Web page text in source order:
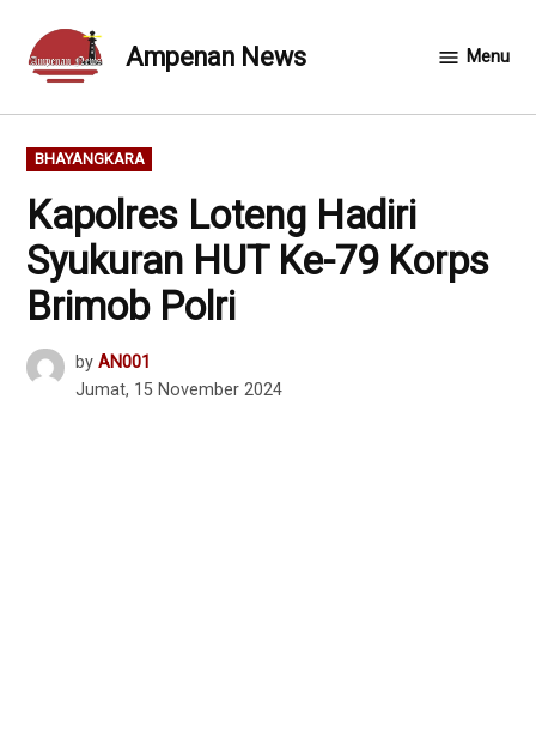
content
Ampenan News Menu
POSTED
IN
BHAYANGKARA
Kapolres Loteng Hadiri
Syukuran HUT Ke-79 Korps
Brimob Polri
by AN001
Jumat, 15 November 2024